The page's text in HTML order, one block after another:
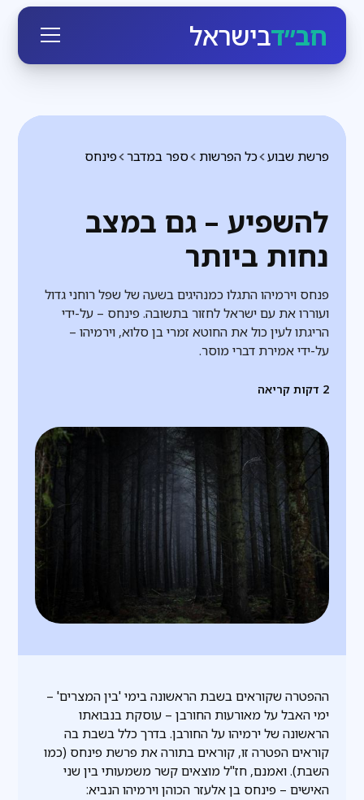
חב״דבישראל
פינחס ספר במדבר כל הפרשות פרשת שבוע
להשפיע – גם במצב
נחות ביותר
פנחס וירמיהו התגלו כמנהיגים בשעה של שפל רוחני גדול
ועוררו את עם ישראל לחזור בתשובה. פינחס – על-ידי
הריגתו לעין כול את החוטא זמרי בן סלוא, וירמיהו –
על-ידי אמירת דברי מוסר.
2 דקות קריאה
ההפטרה שקוראים בשבת הראשונה בימי 'בין המצרים' –
ימי האבל על מאורעות החורבן – עוסקת בנבואתו
הראשונה של ירמיהו על החורבן. בדרך כלל בשבת בה
קוראים הפטרה זו, קוראים בתורה את פרשת פינחס (כמו
השבת). ואמנם, חז"ל מוצאים קשר משמעותי בין שני
האישים – פינחס בן אלעזר הכוהן וירמיהו הנביא: